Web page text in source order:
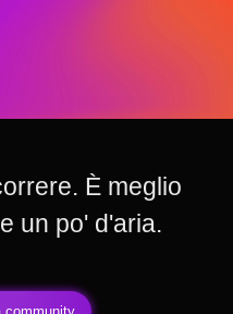
È meglio
un po' d'aria.